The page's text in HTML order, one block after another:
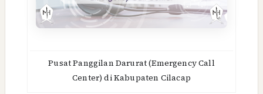
Pusat Panggilan Darurat (Emergency Call
Center) di Kabupaten Cilacap